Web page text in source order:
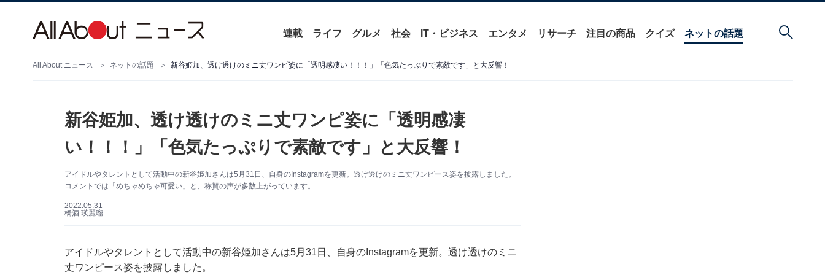
連載 ライフ グルメ 社会 IT・ビジネス エンタメ リサーチ 注目の商品 クイズ ネットの話題
All About ニュース ネットの話題 新谷姫加、透け透けのミニ丈ワンピ姿に「透明感凄い！！！」「色気たっぷりで素敵です︎」と大反響！
新谷姫加、透け透けのミニ丈ワンピ姿に「透明感凄
い！！！」「色気たっぷりで素敵です︎」と大反響！
アイドルやタレントとして活動中の新谷姫加さんは5月31日、自身のInstagramを更新。透け透けのミニ丈ワンピース姿を披露しました。
コメントでは「めちゃめちゃ可愛い」と、称賛の声が多数上がっています。
2022.05.31
橋酒 瑛麗瑠
アイドルやタレントとして活動中の新谷姫加さんは5月31日、自身のInstagramを更新。透け透けのミニ
丈ワンピース姿を披露しました。